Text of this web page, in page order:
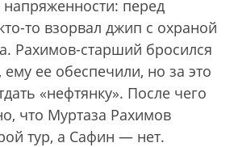
напряженности: перед
то взорвал джип с охраной
Рахимов-старший бросился
ее обеспечили, но за это
«нефтянку». После чего
что Муртаза Рахимов
тур, а Сафин — нет.